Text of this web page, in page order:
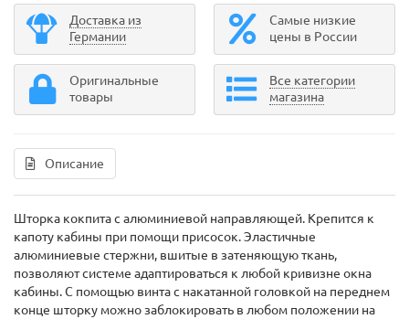
Доставка из
Германии
Самые низкие
цены в России
Оригинальные
товары
Все категории
магазина
Описание
Шторка кокпита с алюминиевой направляющей. Крепится к
капоту кабины при помощи присосок. Эластичные
алюминиевые стержни, вшитые в затеняющую ткань,
позволяют системе адаптироваться к любой кривизне окна
кабины. С помощью винта с накатанной головкой на переднем
конце шторку можно заблокировать в любом положении на